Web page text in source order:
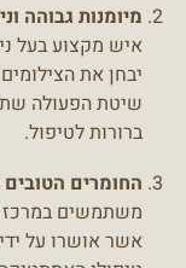
מיומנות גבוהה
איש מקצוע בעל
יבחן את
שיטת הפעולה
ברורות לטיפול.
החומרים הטובים
משתמשים במרכז